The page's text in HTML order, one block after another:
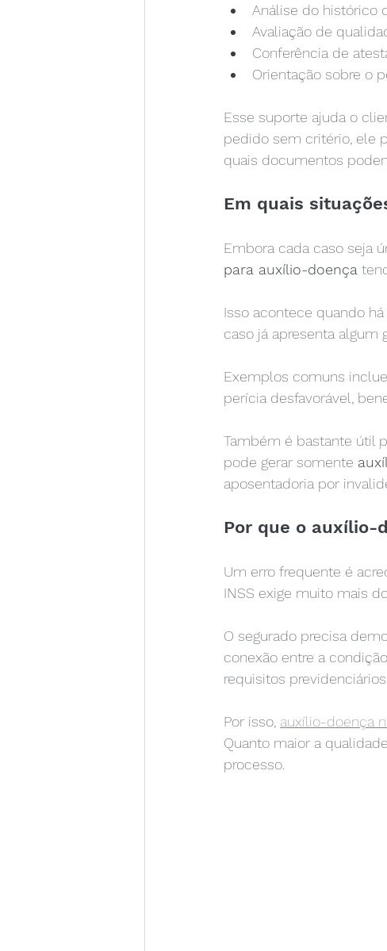
Análise do histórico
Avaliação de
Conferência de
Orientação sobre o
Esse suporte ajuda o
pedido sem critério, ele
quais documentos
Em quais
Embora cada caso seja
para auxílio-doença
Isso acontece quando
caso já apresenta algum
Exemplos comuns
perícia desfavorável,
Também é bastante útil
pode gerar somente
aposentadoria por
Por que o auxílio-
Um erro frequente é
INSS exige muito mais
O segurado precisa
conexão entre a
requisitos previdenciários.
Por isso, auxílio-doença
Quanto maior a
processo.